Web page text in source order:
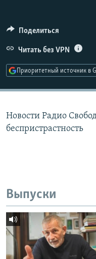
ПОДПИШИТЕСЬ НА
СОЦИАЛЬНЫЕ СЕТИ
Поделиться
Читать без VPN
Приоритетный источник в
Новости Радио
беспристрастность
Выпуски